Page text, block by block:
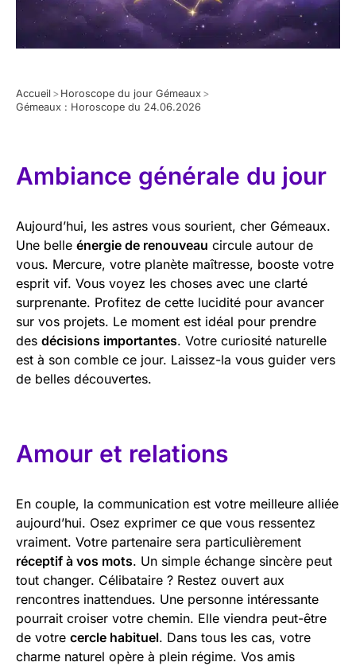
Accueil > Horoscope du jour Gémeaux >
Gémeaux : Horoscope du 24.06.2026
Ambiance générale du jour
Aujourd’hui, les astres vous sourient, cher Gémeaux.
Une belle énergie de renouveau circule autour de
vous. Mercure, votre planète maîtresse, booste votre
esprit vif. Vous voyez les choses avec une clarté
surprenante. Profitez de cette lucidité pour avancer
sur vos projets. Le moment est idéal pour prendre
des décisions importantes. Votre curiosité naturelle
est à son comble ce jour. Laissez-la vous guider vers
de belles découvertes.
Amour et relations
En couple, la communication est votre meilleure alliée
aujourd’hui. Osez exprimer ce que vous ressentez
vraiment. Votre partenaire sera particulièrement
réceptif à vos mots. Un simple échange sincère peut
tout changer. Célibataire ? Restez ouvert aux
rencontres inattendues. Une personne intéressante
pourrait croiser votre chemin. Elle viendra peut-être
de votre cercle habituel. Dans tous les cas, votre
charme naturel opère à plein régime. Vos amis